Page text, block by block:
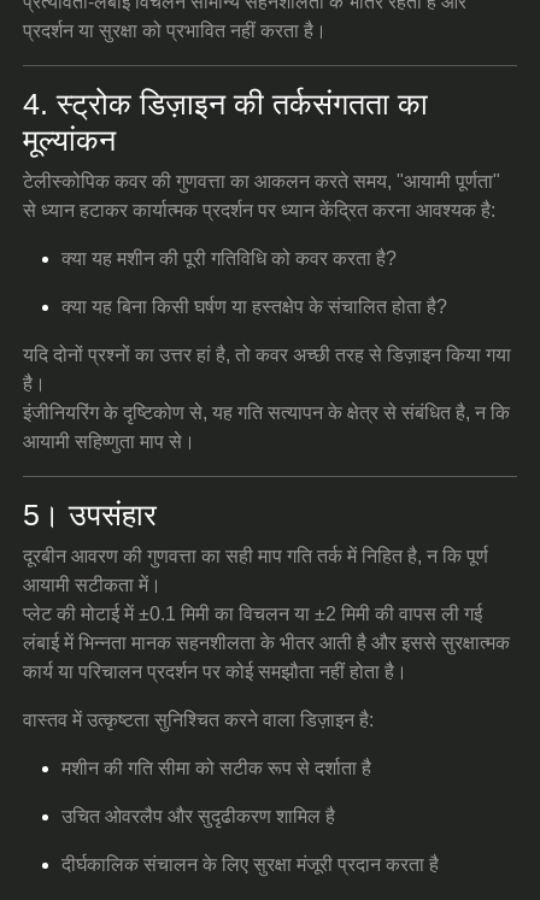
प्रदर्शन या सुरक्षा को प्रभावित नहीं करता है।
4. स्ट्रोक डिज़ाइन की तर्कसंगतता का
मूल्यांकन
टेलीस्कोपिक कवर की गुणवत्ता का आकलन करते समय, "आयामी पूर्णता"
से ध्यान हटाकर कार्यात्मक प्रदर्शन पर ध्यान केंद्रित करना आवश्यक है:
क्या यह मशीन की पूरी गतिविधि को कवर करता है?
क्या यह बिना किसी घर्षण या हस्तक्षेप के संचालित होता है?
यदि दोनों प्रश्नों का उत्तर हां है, तो कवर अच्छी तरह से डिज़ाइन किया गया
है।
इंजीनियरिंग के दृष्टिकोण से, यह गति सत्यापन के क्षेत्र से संबंधित है, न कि
आयामी सहिष्णुता माप से।
5। उपसंहार
दूरबीन आवरण की गुणवत्ता का सही माप गति तर्क में निहित है, न कि पूर्ण
आयामी सटीकता में।
प्लेट की मोटाई में ±0.1 मिमी का विचलन या ±2 मिमी की वापस ली गई
लंबाई में भिन्नता मानक सहनशीलता के भीतर आती है और इससे सुरक्षात्मक
कार्य या परिचालन प्रदर्शन पर कोई समझौता नहीं होता है।
वास्तव में उत्कृष्टता सुनिश्चित करने वाला डिज़ाइन है:
मशीन की गति सीमा को सटीक रूप से दर्शाता है
उचित ओवरलैप और सुदृढीकरण शामिल है
दीर्घकालिक संचालन के लिए सुरक्षा मंजूरी प्रदान करता है